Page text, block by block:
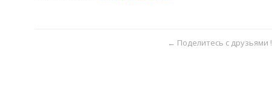
← Поделитесь с друзьями !